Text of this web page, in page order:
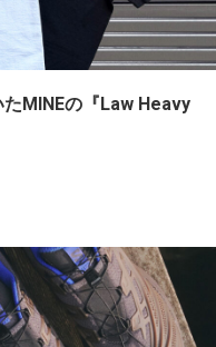
MINEの『Law Heavy